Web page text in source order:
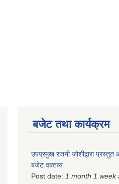
बजेट तथा कार्यक्रम
उपप्रमुख रजनी जोशीद्वारा
बजेट वक्तव्य
Post date: 1 month 1 week